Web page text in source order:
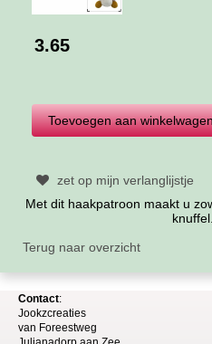
3.65
zet op mijn verlanglijstje
Met dit haakpatroon maakt u
knuffel.
Terug naar overzicht
Contact:
Jookzcreaties
van Foreestweg